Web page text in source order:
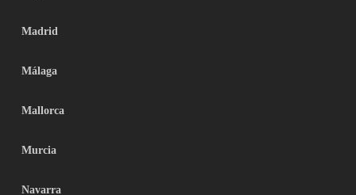
Madrid
Málaga
Mallorca
Murcia
Navarra